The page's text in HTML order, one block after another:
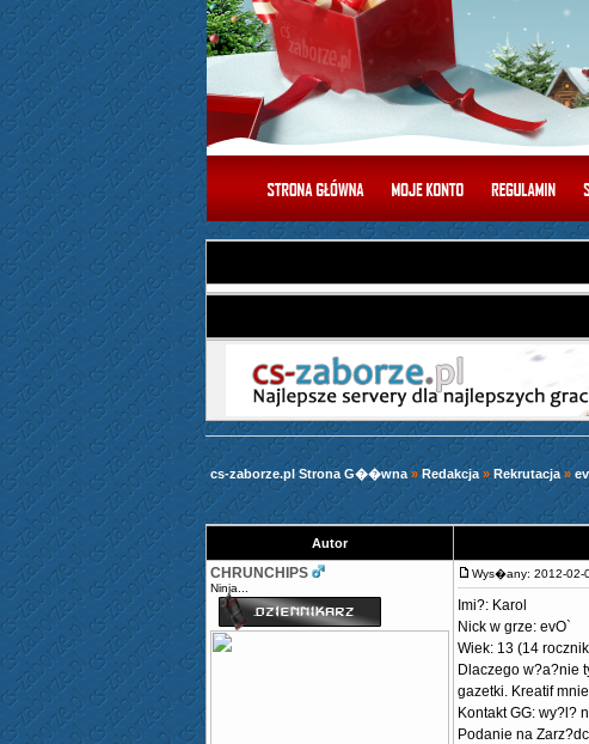
cs-zaborze.pl Strona G��wna»Redakcja » Rekrutacja»
Autor
CHRUNCHIPS
Ninja...
Wys�any: 2012-
Imi?: Karol
Nick w grze: evO`
Wiek: 13 (14
Dlaczego w?a?nie
gazetki. Kreatif
Kontakt GG: wy?l?
Podanie na